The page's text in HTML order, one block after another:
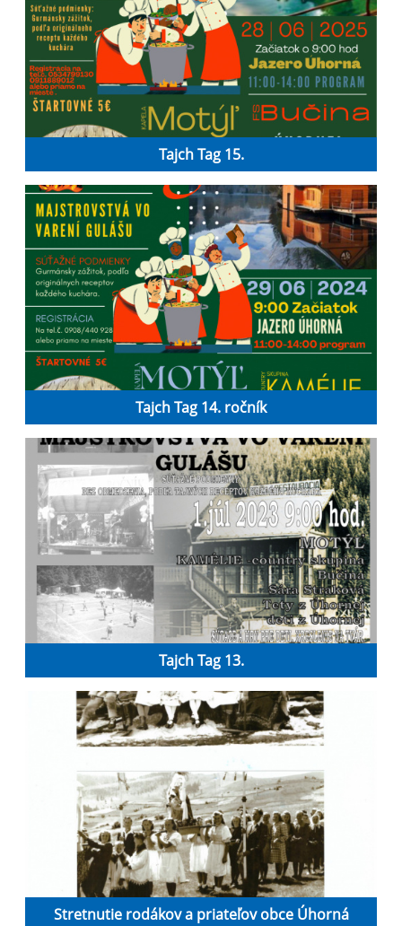
Tajch Tag 15.
Tajch Tag 14. ročník
Tajch Tag 13.
Stretnutie rodákov a priateľov obce Úhorná